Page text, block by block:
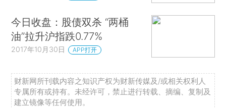
今日收盘：股债双杀 “两桶
油”拉升沪指跌0.77%
2017年10月30日 APP打开
财新网所刊载内容之知识产权为财新传媒及/或相关权利人
专属所有或持有。未经许可，禁止进行转载、摘编、复制及
建立镜像等任何使用。